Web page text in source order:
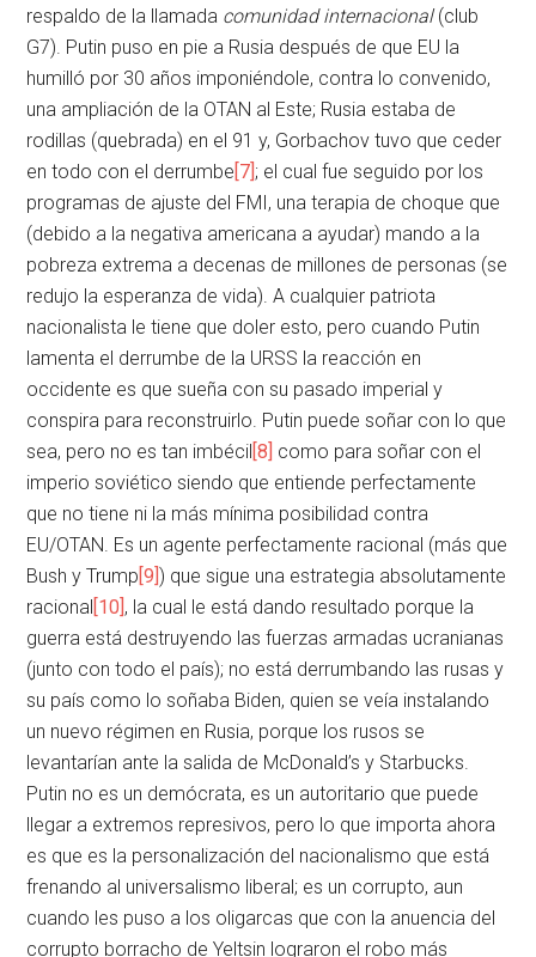
respaldo de la llamada comunidad internacional(club
G7). Putin puso en pie a Rusia después de que EU la
humilló por 30 años imponiéndole, contra lo convenido,
una ampliación de la OTAN al Este; Rusia estaba de
rodillas (quebrada) en el 91 y, Gorbachov tuvo que ceder
en todo con el derrumbe[7]; el cual fue seguido por los
programas de ajuste del FMI, una terapia de choque que
(debido a la negativa americana a ayudar) mando a la
pobreza extrema a decenas de millones de personas (se
redujo la esperanza de vida). A cualquier patriota
nacionalista le tiene que doler esto, pero cuando Putin
lamenta el derrumbe de la URSS la reacción en
occidente es que sueña con su pasado imperial y
conspira para reconstruirlo. Putin puede soñar con lo que
sea, pero no es tan imbécil[8] como para soñar con el
imperio soviético siendo que entiende perfectamente
que no tiene ni la más mínima posibilidad contra
EU/OTAN. Es un agente perfectamente racional (más que
Bush y Trump[9]) que sigue una estrategia absolutamente
racional[10], la cual le está dando resultado porque la
guerra está destruyendo las fuerzas armadas ucranianas
(junto con todo el país); no está derrumbando las rusas y
su país como lo soñaba Biden, quien se veía instalando
un nuevo régimen en Rusia, porque los rusos se
levantarían ante la salida de McDonald’s y Starbucks.
Putin no es un demócrata, es un autoritario que puede
llegar a extremos represivos, pero lo que importa ahora
es que es la personalización del nacionalismo que está
frenando al universalismo liberal; es un corrupto, aun
cuando les puso a los oligarcas que con la anuencia del
corrupto borracho de Yeltsin lograron el robo más